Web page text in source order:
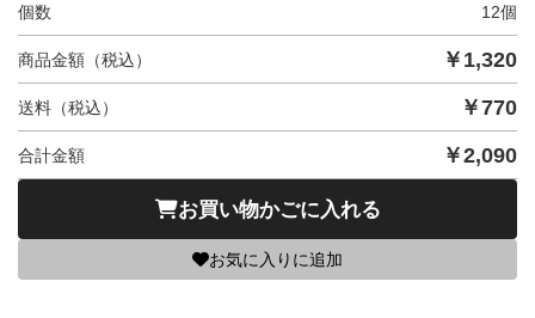
個数 12個
商品金額（税込） ￥ 1,320
送料（税込） ￥770
合計金額 ￥2,090
お買い物かごに入れる
お気に入りに追加